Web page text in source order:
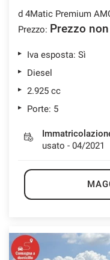
d 4Matic Premium
Prezzo: Prezzo
Iva esposta: Sì
Diesel
2.925 cc
Porte: 5
usato - 04/2021